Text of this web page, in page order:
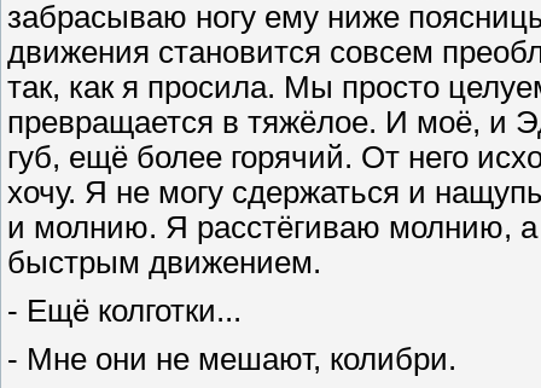
забрасываю ногу ему ниже
движения становится совсем
так, как я просила. Мы просто
превращается в тяжёлое. И моё, и
губ, ещё более горячий. От него
хочу. Я не могу сдержаться и
и молнию. Я расстёгиваю молнию,
быстрым движением.
- Ещё колготки...
- Мне они не мешают, колибри.